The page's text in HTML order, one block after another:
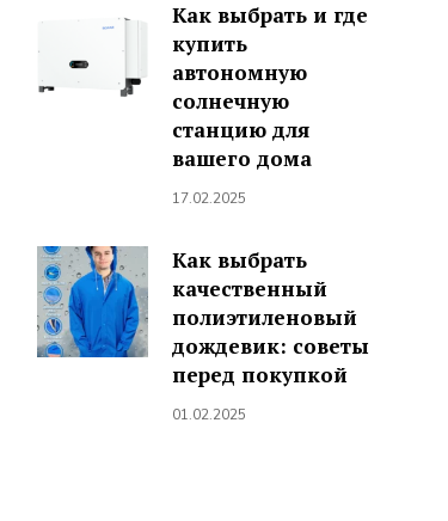
Как выбрать и где
купить
автономную
солнечную
станцию для
вашего дома
17.02.2025
Как выбрать
качественный
полиэтиленовый
дождевик: советы
перед покупкой
01.02.2025